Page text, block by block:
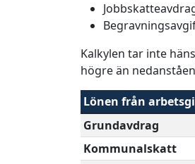
Kalkylen tar inte
högre än
Lönen från
Grundavdrag
Kommunalskatt